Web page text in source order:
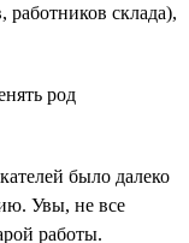
склада),
род
было далеко
Увы, не все
работы.